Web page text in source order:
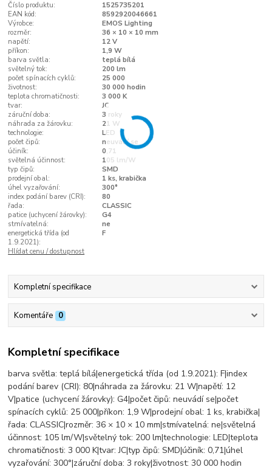
Číslo produktu:
1525735201
EAN kód:
8592920046661
Výrobce:
EMOS Lighting
rozměr:
36 × 10 × 10 mm
napětí:
12 V
příkon:
1,9 W
barva světla:
teplá bílá
světelný tok:
200 lm
počet spínacích cyklů:
25 000
životnost:
30 000 hodin
teplota chromatičnosti:
3 000 K
tvar:
JC
záruční doba:
3 roky
náhrada za žárovku:
21 W
technologie:
LED
počet čipů:
neuvádí se
účiník:
0,71
světelná účinnost:
105 lm/W
typ čipů:
SMD
prodejní obal:
1 ks, krabička
úhel vyzařování:
300°
index podání barev (CRI):
80
řada:
CLASSIC
patice (uchycení žárovky):
G4
stmívatelná:
ne
energetická třída (od
1.9.2021):
F
Hlídat cenu / dostupnost
Kompletní specifikace
Komentáře 0
Kompletní specifikace
barva světla: teplá bílá|energetická třída (od 1.9.2021): F|index
podání barev (CRI): 80|náhrada za žárovku: 21 W|napětí: 12
V|patice (uchycení žárovky): G4|počet čipů: neuvádí se|počet
spínacích cyklů: 25 000|příkon: 1,9 W|prodejní obal: 1 ks, krabička|
řada: CLASSIC|rozměr: 36 × 10 × 10 mm|stmívatelná: ne|světelná
účinnost: 105 lm/W|světelný tok: 200 lm|technologie: LED|teplota
chromatičnosti: 3 000 K|tvar: JC|typ čipů: SMD|účiník: 0,71|úhel
vyzařování: 300°|záruční doba: 3 roky|životnost: 30 000 hodin